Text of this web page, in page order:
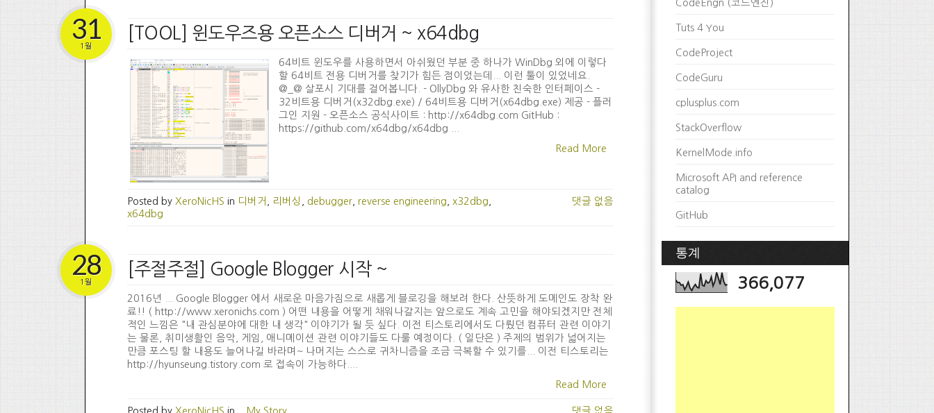
[TOOL] 윈도우즈용 오픈소스 디버거 ~ x64dbg
31
1월
64비트 윈도우를 사용하면서 아쉬웠던 부분 중 하나가 WinDbg 외에 이렇다
할 64비트 전용 디버거를 찾기가 힘든 점이었는데... 이런 툴이 있었네요.
@_@ 살포시 기대를 걸어봅니다. - OllyDbg 와 유사한 친숙한 인터페이스 -
32비트용 디버거(x32dbg.exe) / 64비트용 디버거(x64dbg.exe) 제공 - 플러
그인 지원 - 오픈소스 공식사이트 : http://x64dbg.com GitHub :
https://github.com/x64dbg/x64dbg ...
Read More
Posted by XeroNicHS in 디버거 리버싱 debugger reverse engineering x32dbg
x64dbg
댓글 없음
[주절주절] Google Blogger 시작 ~
28
1월
2016년 ... Google Blogger 에서 새로운 마음가짐으로 새롭게 블로깅을 해보려 한다. 산뜻하게 도메인도 장착 완
료!! ( http://www.xeronichs.com ) 어떤 내용을 어떻게 채워나갈지는 앞으로도 계속 고민을 해야되겠지만 전체
적인 느낌은 "내 관심분야에 대한 내 생각" 이야기가 될 듯 싶다. 이전 티스토리에서도 다뤘던 컴퓨터 관련 이야기
는 물론, 취미생활인 음악, 게임, 애니메이션 관련 이야기들도 다룰 예정이다. ( 일단은 ) 주제의 범위가 넓어지는
만큼 포스팅 할 내용도 늘어나길 바라며~ 나머지는 스스로 귀차니즘을 조금 극복할 수 있기를... 이전 티스토리는
http://hyunseung.tistory.com 로 접속이 가능하다....
Read More
CodeEngn (코드엔진)
Tuts 4 You
CodeProject
CodeGuru
cplusplus.com
StackOverflow
KernelMode.info
Microsoft API and reference
catalog
GitHub
통계
366,077